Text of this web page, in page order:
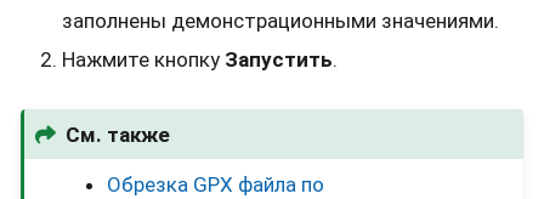
заполнены демонстрационными значениями.
Нажмите кнопку Запустить.
См. также
Обрезка GPX файла по